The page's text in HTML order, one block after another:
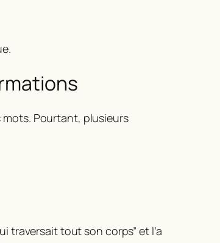
mots. Pourtant, plusieurs
traversait tout son corps” et l’a